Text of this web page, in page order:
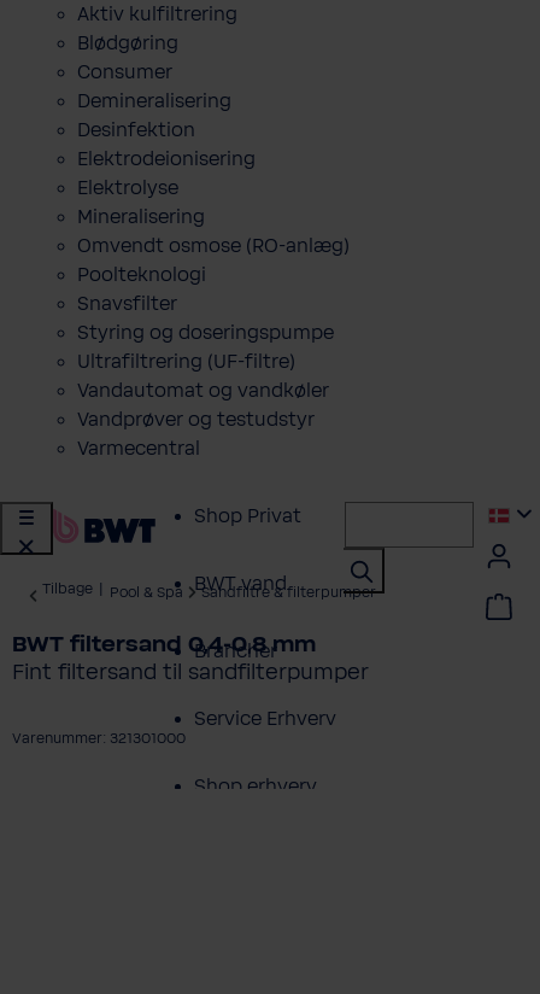
Aktiv kulfiltrering
Blødgøring
Consumer
Demineralisering
Desinfektion
Elektrodeionisering
Elektrolyse
Mineralisering
Omvendt osmose (RO-anlæg)
Poolteknologi
Snavsfilter
Styring og doseringspumpe
Ultrafiltrering (UF-filtre)
Vandautomat og vandkøler
Vandprøver og testudstyr
Varmecentral
Shop Privat
BWT vand
Brancher
Service Erhverv
Shop erhverv
Tilbage Pool & Spa Sandfiltre & filterpumper
BWT filtersand 0,4-0,8 mm
Fint filtersand til sandfilterpumper
Varenummer: 321301000